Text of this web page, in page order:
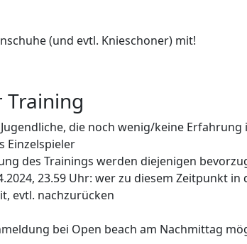
(und evtl. Knieschoner) mit!
Training
die noch wenig/keine Erfahrung
Einzelspieler
des Trainings werden diejenigen
23.59 Uhr: wer zu diesem Zeitpunkt
evtl. nachzurücken
bei Open beach am Nachmittag